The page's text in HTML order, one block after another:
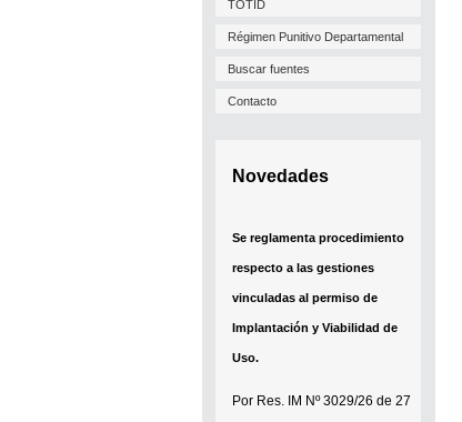
TOTID
Régimen Punitivo Departamental
Buscar fuentes
Contacto
Novedades
Se reglamenta procedimiento
respecto a las gestiones
vinculadas al permiso de
Implantación y Viabilidad de
Uso.
Por Res. IM Nº 3029/26 de 27